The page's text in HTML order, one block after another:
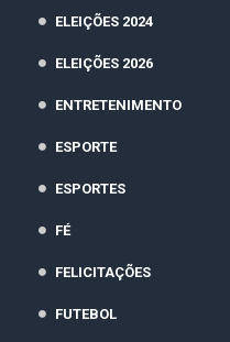
ELEIÇÕES 2024
ELEIÇÕES 2026
ENTRETENIMENTO
ESPORTE
ESPORTES
FÉ
FELICITAÇÕES
FUTEBOL